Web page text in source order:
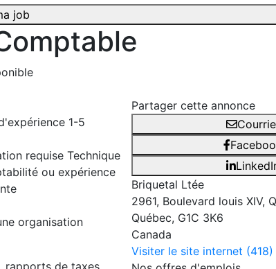
job
1-5
requiseTechnique
ou expérience
organisation
rapports de taxes,
Partager cette annonce
Briquetal Ltée
2961, Boulevard louis XIV,
Québec, G1C 3K6
Canada
Visiter le site internet